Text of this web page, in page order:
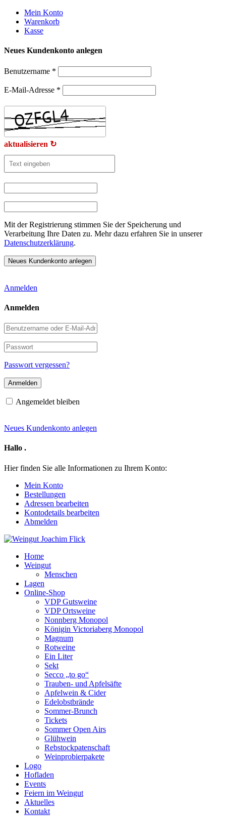
Weiter
zum
Inhalt
Mein Konto
Warenkorb
Kasse
Neues Kundenkonto anlegen
Benutzername *
E-Mail-Adresse *
aktualisieren ↻
Mit der Registrierung stimmen Sie der Speicherung und
Verarbeitung Ihre Daten zu. Mehr dazu erfahren Sie in unserer
Datenschutzerklärung.
Anmelden
Anmelden
Benutzername
oder
E-
Mail-
Adresse
Passwort
Passwort vergessen?
Angemeldet bleiben
Neues Kundenkonto anlegen
Hallo .
Hier finden Sie alle Informationen zu Ihrem Konto:
Mein Konto
Bestellungen
Adressen bearbeiten
Kontodetails bearbeiten
Abmelden
Home
Weingut
Menschen
Lagen
Online-Shop
VDP Gutsweine
VDP Ortsweine
Nonnberg Monopol
Königin Victoriaberg Monopol
Magnum
Rotweine
Ein Liter
Sekt
Secco „to go“
Trauben- und Apfelsäfte
Apfelwein & Cider
Edelobstbrände
Sommer-Brunch
Tickets
Sommer Open Airs
Glühwein
Rebstockpatenschaft
Weinprobierpakete
Logo
Hofladen
Events
Feiern im Weingut
Aktuelles
Kontakt